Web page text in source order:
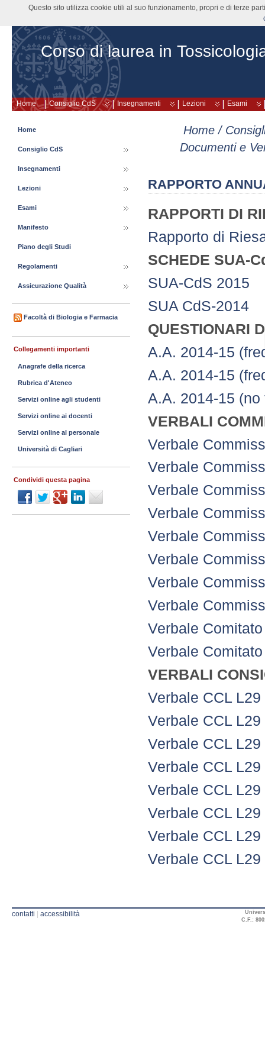
Corso di laurea in
Home Consiglio CdS Insegnamenti Lezioni Esami
Home /
Documenti e
RAPPORTO
RAPPORTI DI
Rapporto di
SCHEDE SUA-
SUA-CdS 2015
SUA CdS-2014
QUESTIONARI
A.A. 2014-15
A.A. 2014-15
A.A. 2014-15
VERBALI
Verbale
Verbale
Verbale
Verbale
Verbale
Verbale
Verbale
Verbale
Verbale
Verbale
VERBALI
Verbale CCL
Verbale CCL
Verbale CCL
Verbale CCL
Verbale CCL
Verbale CCL
Verbale CCL
Verbale CCL
Home
Consiglio CdS
Insegnamenti
Lezioni
Esami
Manifesto
Piano degli Studi
Regolamenti
Assicurazione Qualità
Facoltà di Biologia e Farmacia
Collegamenti importanti
Anagrafe della ricerca
Rubrica d'Ateneo
Servizi online agli studenti
Servizi online ai docenti
Servizi online al personale
Università di Cagliari
Condividi questa pagina
contatti | accessibilità
C.F.:
Questo sito utilizza cookie utili al suo funzionamento, propri e di terze